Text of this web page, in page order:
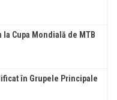
la Cupa Mondială de MTB
în Grupele Principale